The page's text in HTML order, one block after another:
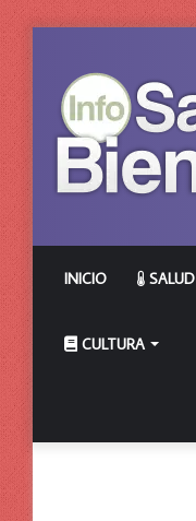
INICIO SALUD
CULTURA